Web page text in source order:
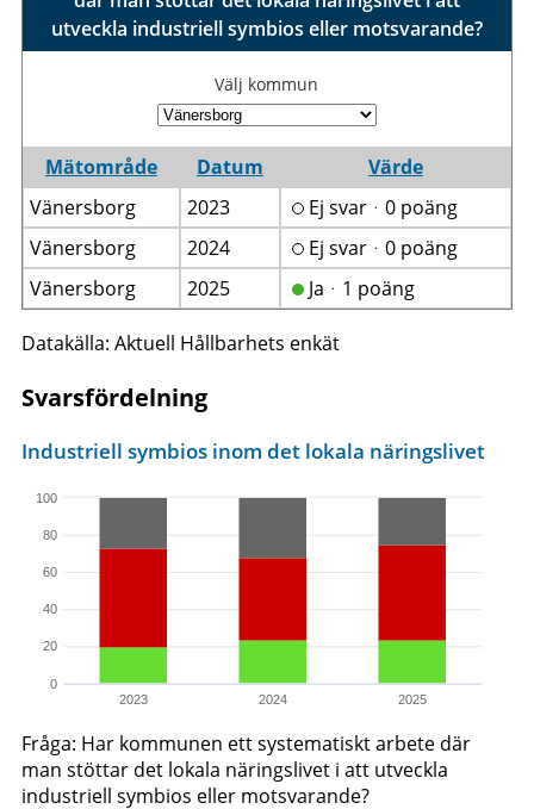
utveckla industriell symbios eller motsvarande?
Välj kommun
Mätområde Datum
Värde
Vänersborg
2023
Ej svarᆞ0 poäng
Vänersborg
2024
Ej svarᆞ0 poäng
Vänersborg
2025 Jaᆞ1 poäng
Datakälla: Aktuell Hållbarhets enkät
Svarsfördelning
2023 2024 2025
0
20
40
60
80
100
Industriell symbios inom det lokala näringslivet
Fråga: Har kommunen ett systematiskt arbete där
man stöttar det lokala näringslivet i att utveckla
industriell symbios eller motsvarande?